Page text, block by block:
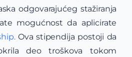
odgovarajućeg stažiranja
mogućnost da aplicirate
Ova stipendija postoji da
deo troškova tokom